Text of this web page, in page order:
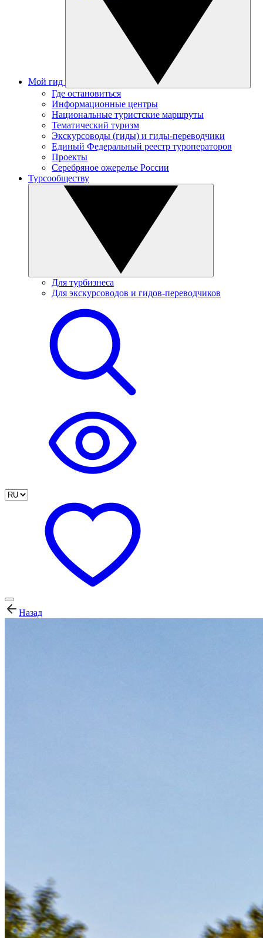
Мой гид
Где остановиться
Информационные центры
Национальные туристские маршруты
Тематический туризм
Экскурсоводы (гиды) и гиды-переводчики
Единый Федеральный реестр туроператоров
Проекты
Серебряное ожерелье России
Турсообществу
Для турбизнеса
Для экскурсоводов и гидов-переводчиков
Назад